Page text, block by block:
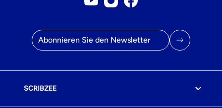
E-Mail Adresse
SCRIBZEE